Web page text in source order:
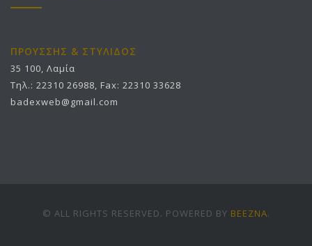
ΠΡΟΥΣΣΗΣ & ΣΤΥΛΙΔΟΣ
35 100, Λαμία
Τηλ.: 22310 26988, Fax: 22310 33628
badexweb@gmail.com
© ALL RIGHTS RESERVED. POWERED BY BEEZNA.